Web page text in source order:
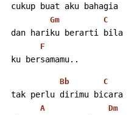
cukup buat aku bahagia
Gm C
dan hariku berarti bila
F
ku bersamamu..
Bb C
tak perlu dirimu bicara
A Dm